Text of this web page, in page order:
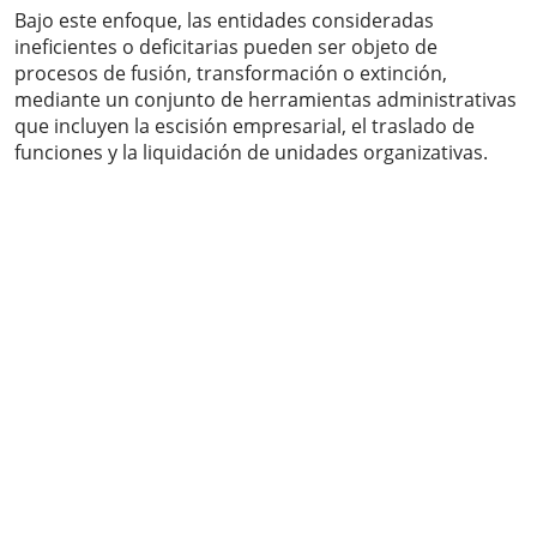
Bajo este enfoque, las entidades consideradas
ineficientes o deficitarias pueden ser objeto de
procesos de fusión, transformación o extinción,
mediante un conjunto de herramientas administrativas
que incluyen la escisión empresarial, el traslado de
funciones y la liquidación de unidades organizativas.